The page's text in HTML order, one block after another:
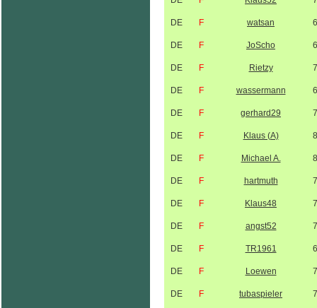
DE F watsan
DE F JoScho
DE F Rietzy
DE F wassermann
DE F gerhard29
DE F Klaus (A)
DE F Michael A.
DE F hartmuth
DE F Klaus48
DE F angst52
DE F TR1961
DE F Loewen
DE F tubaspieler